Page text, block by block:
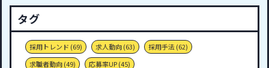
タグ
採用トレンド (69) 求人動向(63) 採用手法(62)
求職者動向(49) 応募率UP(45)